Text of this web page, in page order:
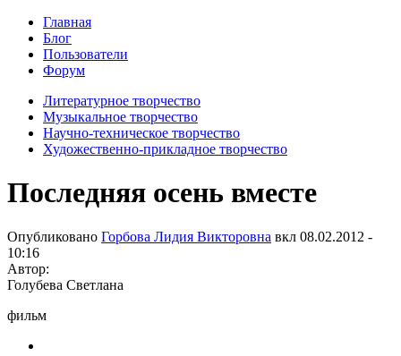
Главная
Блог
Пользователи
Форум
Литературное творчество
Музыкальное творчество
Научно-техническое творчество
Художественно-прикладное творчество
Последняя осень вместе
Опубликовано Горбова Лидия Викторовна вкл 08.02.2012 -
10:16
Автор:
Голубева Светлана
фильм